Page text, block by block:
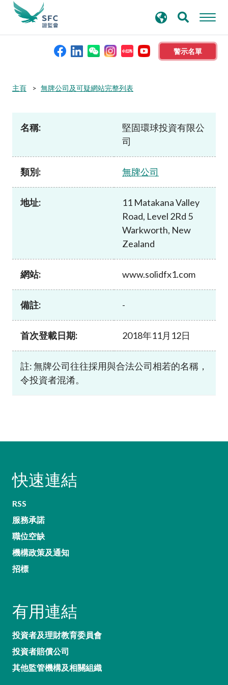
警示名單
本會簡介
資料庫
新聞稿及公布
尋
主頁 無牌公司及可疑網站完整列表
名稱:
堅固環球投資有限公
司
類別: 無牌公司
地址:
11 Matakana Valley
Road, Level 2Rd 5
Warkworth, New
Zealand
網站: www.solidfx1.com
備註: -
首次登載日期: 2018年11月12日
註: 無牌公司往往採用與合法公司相若的名稱，
令投資者混淆。
快速連結
RSS
服務承諾
職位空缺
機構政策及通知
招標
有用連結
投資者及理財教育委員會
投資者賠償公司
其他監管機構及相關組織